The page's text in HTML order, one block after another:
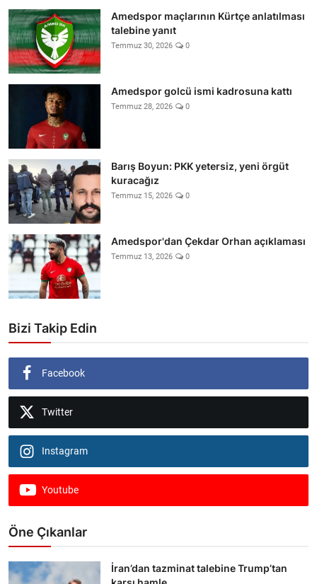
Amedspor maçlarının Kürtçe anlatılması
talebine yanıt
Temmuz 30, 2026 0
Amedspor golcü ismi kadrosuna kattı
Temmuz 28, 2026 0
Barış Boyun: PKK yetersiz, yeni örgüt
kuracağız
Temmuz 15, 2026 0
Amedspor'dan Çekdar Orhan açıklaması
Temmuz 13, 2026 0
Bizi Takip Edin
Facebook
Twitter
Instagram
Youtube
Öne Çıkanlar
İran’dan tazminat talebine Trump’tan